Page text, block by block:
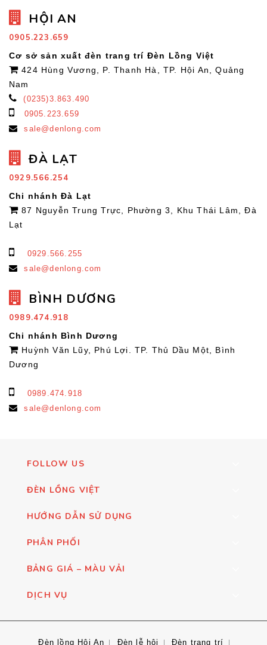
HỘI AN
0905.223.659
Cơ sở sản xuất đèn trang trí Đèn Lồng Việt
424 Hùng Vương, P. Thanh Hà, TP. Hội An, Quảng
Nam
(0235)3.863.490
0905.223.659
sale@denlong.com
ĐÀ LẠT
0929.566.254
Chi nhánh Đà Lạt
87 Nguyễn Trung Trực, Phường 3, Khu Thái Lâm, Đà
Lạt
0929.566.255
sale@denlong.com
BÌNH DƯƠNG
0989.474.918
Chi nhánh Bình Dương
Huỳnh Văn Lũy, Phú Lợi. TP. Thủ Dầu Một, Bình
Dương
0989.474.918
sale@denlong.com
FOLLOW US
ĐÈN LỒNG VIỆT
HƯỚNG DẪN SỬ DỤNG
PHÂN PHỐI
BẢNG GIÁ – MÀU VẢI
DỊCH VỤ
Đèn lồng Hội An Đèn lễ hội Đèn trang trí